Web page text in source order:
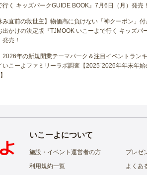
行く キッズパークGUIDE BOOK』7月6日（月）発売！
み直前の救世主】物価高に負けない「神クーポン」
出かけの決定版『TJMOOK いこーよで行く キッズパ
発売！
2026年の新規開業テーマパーク＆注目イベントラン
いこーよファミリーラボ調査【2025⁻2026年年末年
いこーよについて
施設・イベント運営者の方
プレゼ
利用規約一覧
よくあ